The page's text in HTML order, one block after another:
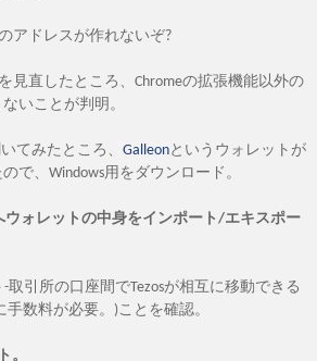
アドレスが作れないぞ?
見直したところ、Chromeの拡張機能以外の
いことが判明。
てみたところ、 Galleonというウォレットが
で、Windows用をダウンロード。
ウォレットの中身をインポート/エキスポー
取引所の口座間でTezosが相互に移動できる
数料が必要。)ことを確認。
。